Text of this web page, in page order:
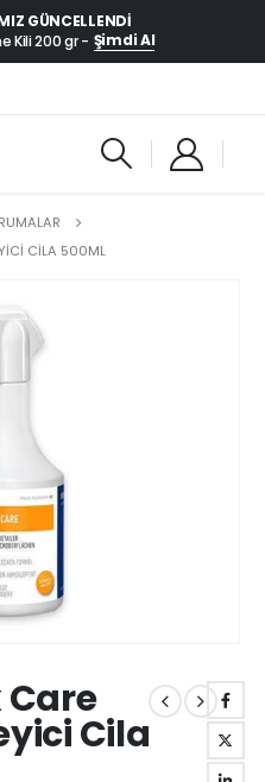
GÜNCELLENDI
Kili 200 gr - Şimdi Al
CILA 500ML
Care
Cila